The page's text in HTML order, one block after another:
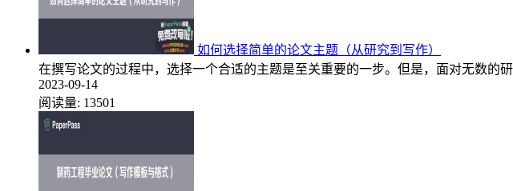
如何选择简单的论文主题（从研究到写作）
在撰写论文的过程中，选择一个合适的主题是至关重要的一步。但是，面对无数
2023-09-14
阅读量: 13501